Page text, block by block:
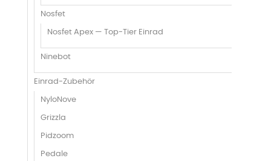
Nosfet
Nosfet Apex — Top-Tier Einrad
Ninebot
Einrad-Zubehör
NyloNove
Grizzla
Pidzoom
Pedale